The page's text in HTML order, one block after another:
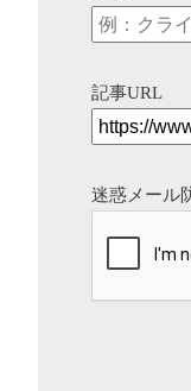
記事URL
迷惑メール